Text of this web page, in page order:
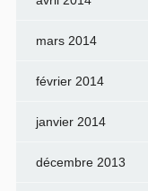
mars 2014
février 2014
janvier 2014
décembre 2013